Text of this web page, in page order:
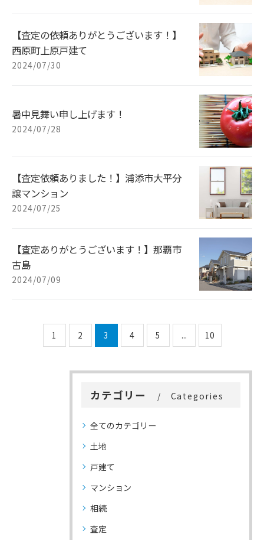
【査定の依頼ありがとうございます！】
西原町上原戸建て
2024/07/30
暑中見舞い申し上げます！
2024/07/28
【査定依頼ありました！】浦添市大平分
譲マンション
2024/07/25
【査定ありがとうございます！】那覇市
古島
2024/07/09
1 2 3 4 5 ... 10
カテゴリー Categories
全てのカテゴリー
土地
戸建て
マンション
相続
査定